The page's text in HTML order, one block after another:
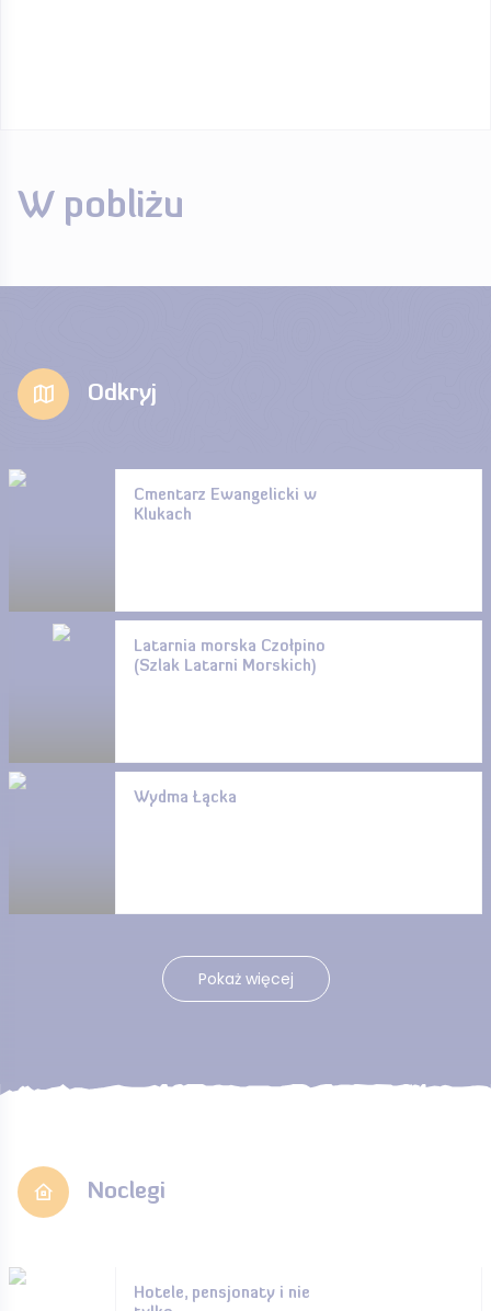
W pobliżu
Odkryj
Cmentarz Ewangelicki w
Klukach
Latarnia morska Czołpino
(Szlak Latarni Morskich)
Wydma Łącka
Pokaż więcej
Noclegi
Hotele, pensjonaty i nie